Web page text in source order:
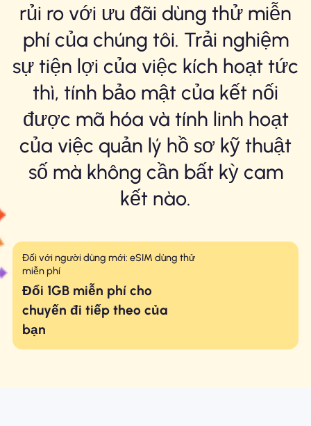
rủi ro với ưu đãi dùng thử miễn
phí của chúng tôi. Trải nghiệm
sự tiện lợi của việc kích hoạt tức
thì, tính bảo mật của kết nối
được mã hóa và tính linh hoạt
của việc quản lý hồ sơ kỹ thuật
số mà không cần bất kỳ cam
kết nào.
Đối với người dùng mới: eSIM dùng thử
miễn phí
Đổi 1GB miễn phí cho
chuyến đi tiếp theo của
bạn